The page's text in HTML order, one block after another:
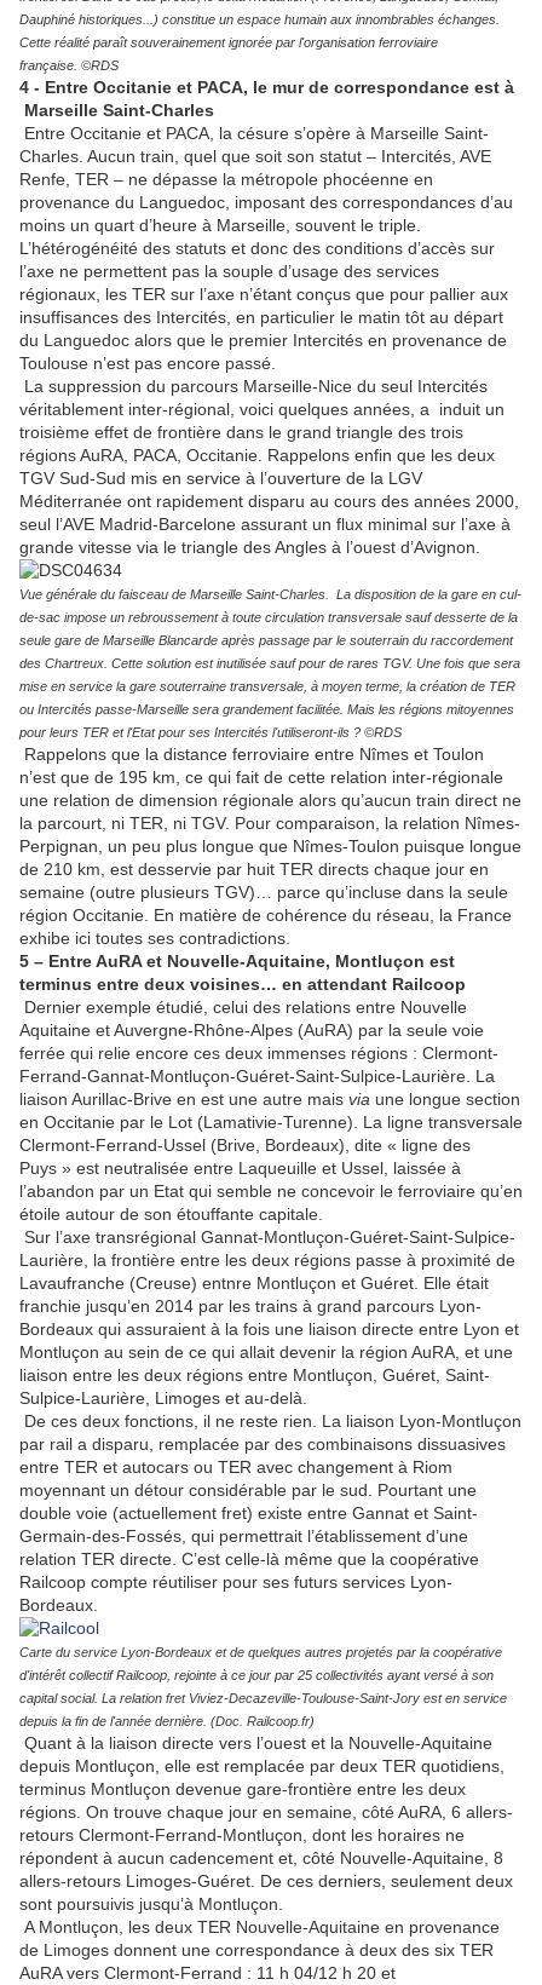
Dauphiné historiques...) constitue un espace humain aux innombrables échanges.
Cette réalité paraît souverainement ignorée par l'organisation ferroviaire
française. ©RDS
4 - Entre Occitanie et PACA, le mur de correspondance est à
Marseille Saint-Charles
Entre Occitanie et PACA, la césure s’opère à Marseille Saint-
Charles. Aucun train, quel que soit son statut – Intercités, AVE
Renfe, TER – ne dépasse la métropole phocéenne en
provenance du Languedoc, imposant des correspondances d’au
moins un quart d’heure à Marseille, souvent le triple.
L’hétérogénéité des statuts et donc des conditions d’accès sur
l’axe ne permettent pas la souple d’usage des services
régionaux, les TER sur l’axe n’étant conçus que pour pallier aux
insuffisances des Intercités, en particulier le matin tôt au départ
du Languedoc alors que le premier Intercités en provenance de
Toulouse n’est pas encore passé.
La suppression du parcours Marseille-Nice du seul Intercités
véritablement inter-régional, voici quelques années, a induit un
troisième effet de frontière dans le grand triangle des trois
régions AuRA, PACA, Occitanie. Rappelons enfin que les deux
TGV Sud-Sud mis en service à l’ouverture de la LGV
Méditerranée ont rapidement disparu au cours des années 2000,
seul l’AVE Madrid-Barcelone assurant un flux minimal sur l’axe à
grande vitesse via le triangle des Angles à l’ouest d’Avignon.
Vue générale du faisceau de Marseille Saint-Charles. La disposition de la gare en cul-
de-sac impose un rebroussement à toute circulation transversale sauf desserte de la
seule gare de Marseille Blancarde après passage par le souterrain du raccordement
des Chartreux. Cette solution est inutilisée sauf pour de rares TGV. Une fois que sera
mise en service la gare souterraine transversale, à moyen terme, la création de TER
ou Intercités passe-Marseille sera grandement facilitée. Mais les régions mitoyennes
pour leurs TER et l'Etat pour ses Intercités l'utiliseront-ils ? ©RDS
Rappelons que la distance ferroviaire entre Nîmes et Toulon
n’est que de 195 km, ce qui fait de cette relation inter-régionale
une relation de dimension régionale alors qu’aucun train direct ne
la parcourt, ni TER, ni TGV. Pour comparaison, la relation Nîmes-
Perpignan, un peu plus longue que Nîmes-Toulon puisque longue
de 210 km, est desservie par huit TER directs chaque jour en
semaine (outre plusieurs TGV)… parce qu’incluse dans la seule
région Occitanie. En matière de cohérence du réseau, la France
exhibe ici toutes ses contradictions.
5 – Entre AuRA et Nouvelle-Aquitaine, Montluçon est
terminus entre deux voisines… en attendant Railcoop
Dernier exemple étudié, celui des relations entre Nouvelle
Aquitaine et Auvergne-Rhône-Alpes (AuRA) par la seule voie
ferrée qui relie encore ces deux immenses régions : Clermont-
Ferrand-Gannat-Montluçon-Guéret-Saint-Sulpice-Laurière. La
liaison Aurillac-Brive en est une autre mais via une longue section
en Occitanie par le Lot (Lamativie-Turenne). La ligne transversale
Clermont-Ferrand-Ussel (Brive, Bordeaux), dite « ligne des
Puys » est neutralisée entre Laqueuille et Ussel, laissée à
l’abandon par un Etat qui semble ne concevoir le ferroviaire qu’en
étoile autour de son étouffante capitale.
Sur l’axe transrégional Gannat-Montluçon-Guéret-Saint-Sulpice-
Laurière, la frontière entre les deux régions passe à proximité de
Lavaufranche (Creuse) entnre Montluçon et Guéret. Elle était
franchie jusqu’en 2014 par les trains à grand parcours Lyon-
Bordeaux qui assuraient à la fois une liaison directe entre Lyon et
Montluçon au sein de ce qui allait devenir la région AuRA, et une
liaison entre les deux régions entre Montluçon, Guéret, Saint-
Sulpice-Laurière, Limoges et au-delà.
De ces deux fonctions, il ne reste rien. La liaison Lyon-Montluçon
par rail a disparu, remplacée par des combinaisons dissuasives
entre TER et autocars ou TER avec changement à Riom
moyennant un détour considérable par le sud. Pourtant une
double voie (actuellement fret) existe entre Gannat et Saint-
Germain-des-Fossés, qui permettrait l’établissement d’une
relation TER directe. C’est celle-là même que la coopérative
Railcoop compte réutiliser pour ses futurs services Lyon-
Bordeaux.
Carte du service Lyon-Bordeaux et de quelques autres projetés par la coopérative
d'intérêt collectif Railcoop, rejointe à ce jour par 25 collectivités ayant versé à son
capital social. La relation fret Viviez-Decazeville-Toulouse-Saint-Jory est en service
depuis la fin de l'année dernière. (Doc. Railcoop.fr)
Quant à la liaison directe vers l’ouest et la Nouvelle-Aquitaine
depuis Montluçon, elle est remplacée par deux TER quotidiens,
terminus Montluçon devenue gare-frontière entre les deux
régions. On trouve chaque jour en semaine, côté AuRA, 6 allers-
retours Clermont-Ferrand-Montluçon, dont les horaires ne
répondent à aucun cadencement et, côté Nouvelle-Aquitaine, 8
allers-retours Limoges-Guéret. De ces derniers, seulement deux
sont poursuivis jusqu’à Montluçon.
A Montluçon, les deux TER Nouvelle-Aquitaine en provenance
de Limoges donnent une correspondance à deux des six TER
AuRA vers Clermont-Ferrand : 11 h 04/12 h 20 et